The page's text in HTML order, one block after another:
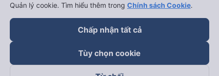
Quản lý cookie. Tìm hiểu thêm trong Chính sách Cookie.
Chấp nhận tất cả
Tùy chọn cookie